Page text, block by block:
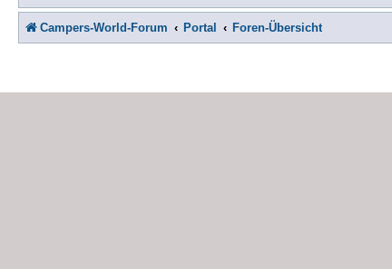
Campers-World-Forum Portal Foren-Übersicht